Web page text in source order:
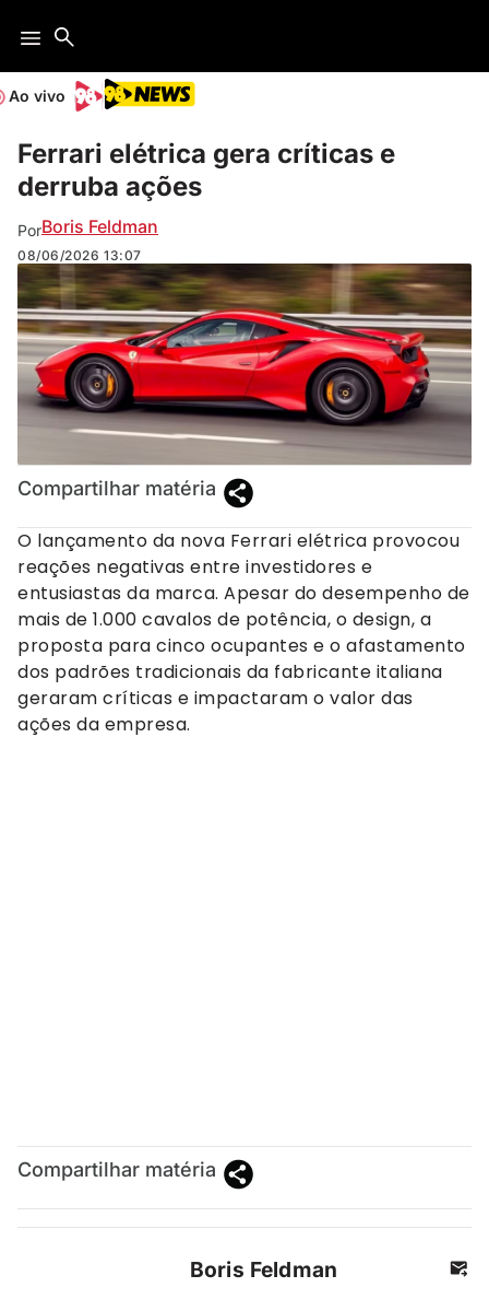
Ao vivo
Ferrari elétrica gera críticas e
derruba ações
PorBoris Feldman
08/06/2026 13:07
Compartilhar matéria
O lançamento da nova Ferrari elétrica provocou
reações negativas entre investidores e
entusiastas da marca. Apesar do desempenho de
mais de 1.000 cavalos de potência, o design, a
proposta para cinco ocupantes e o afastamento
dos padrões tradicionais da fabricante italiana
geraram críticas e impactaram o valor das
ações da empresa.
Compartilhar matéria
Boris Feldman